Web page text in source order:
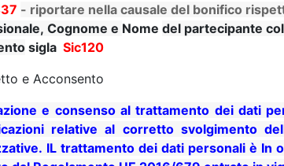
- riportare nella causale del bonifico
Cognome e Nome del partecipante col
sigla Sic120
e Acconsento
e consenso al trattamento dei dati
relative al corretto svolgimento
IL trattamento dei dati personali è In